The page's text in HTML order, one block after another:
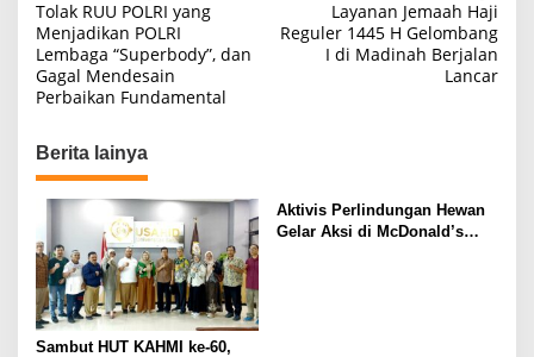
a
v
i
a
s
p
o
s
Tolak RUU POLRI yang
Menjadikan POLRI
Lembaga “Superbody”, dan
Gagal Mendesain
Perbaikan Fundamental
Layanan Jemaah Haji
Reguler 1445 H Gelombang
I di Madinah Berjalan
Lancar
Berita lainya
Sambut HUT KAHMI ke-60,
Aktivis Perlindungan Hewan
Gelar Aksi di McDonald’s